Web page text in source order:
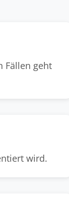
Fällen geht
wird.